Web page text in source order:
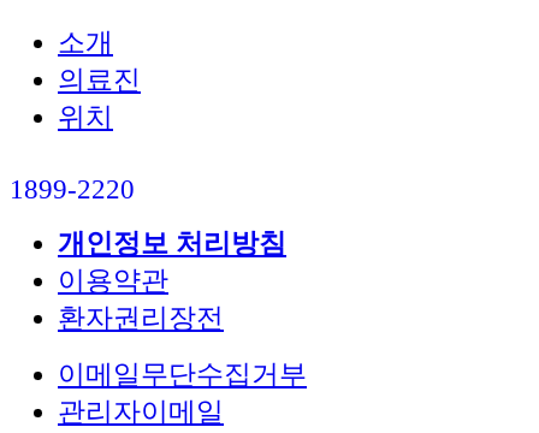
소개
의료진
위치
1899-2220
개인정보 처리방침
이용약관
환자권리장전
이메일무단수집거부
관리자이메일